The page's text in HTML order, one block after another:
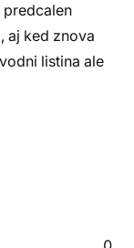
predcalen
aj ked znova
listina ale